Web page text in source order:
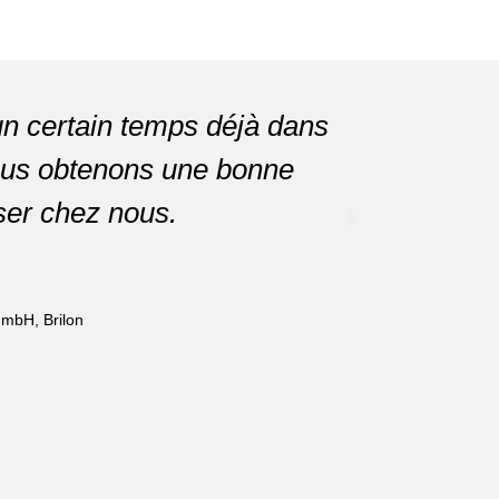
certain temps déjà dans
obtenons une bonne
chez nous.
Brilon